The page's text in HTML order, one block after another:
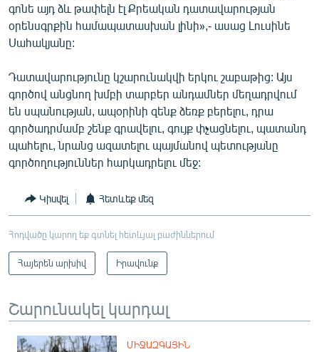
գոնե այդ ձև թափելն էլ Քրեական դատավարության
օրենսգրքին համապատասխան լինի»,- ասաց Լուսինե
Սահակյանը:
Դատավարությունը կշարունակվի երկու շաբաթից: Այս
գործով անցնող խմբի տարբեր անդամներ մեղադրվում
են սպանության, ապօրինի զենք ձեռք բերելու, դրա
գործադրմամբ շենք գրավելու, գույք փչացնելու, պատանդ
պահելու, նրանց ազատելու պայմանով պետությանը
գործողություններ հարկադրելու մեջ:
Կիսվել Հետևեք մեզ
Հոդվածը կարող եք գտնել հետևյալ բաժիններում
Հայերեն արխիվ Իրավունք
Շարունակել կարդալ
ՄԻՋԱԶԳԱՅԻՆ